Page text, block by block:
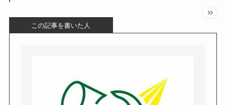
この記事を書いた人